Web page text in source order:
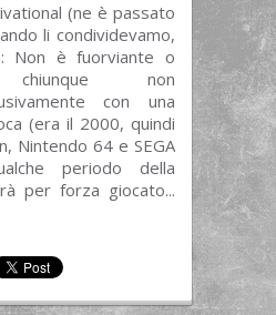
(ne è passato
li condividevamo,
Non è fuorviante o
chiunque non
con una
(era il 2000, quindi
Nintendo 64 e SEGA
periodo della
per forza giocato...